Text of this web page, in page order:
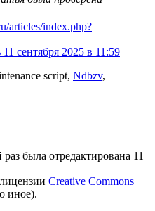
articles/index.php?
сентября 2025 в 11:59
script, Ndbzv,
была отредактирована 11
Creative Commons
иное).